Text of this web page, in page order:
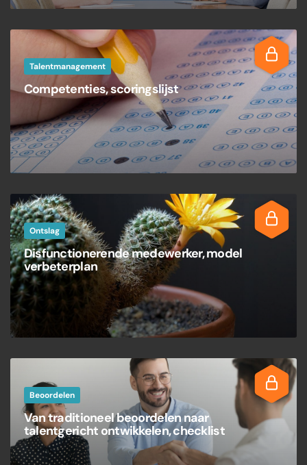
Talentmanagement
Competenties, scoringslijst
Ontslag
Disfunctionerende medewerker, model
verbeterplan
Beoordelen
Van traditioneel beoordelen naar
talentgericht ontwikkelen, checklist